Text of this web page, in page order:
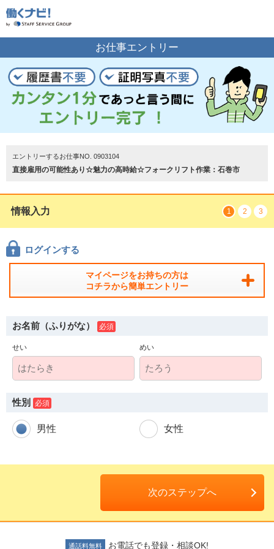
お仕事エントリー
エントリーするお仕事NO. 0903104
直接雇用の可能性あり☆魅力の高時給☆フォークリフト作業：石巻市
情報入力
ログインする
マイページをお持ちの方は
コチラから簡単エントリー
お名前（ふりがな）
せい めい
性別
男性 女性
次のステップへ
1 2 3
通話料無料 お電話でも登録・相談OK!
お仕事の案内をご希望の方はこちら
エントリーする
トップページ
人材派遣のしくみ・メリット
お仕事の種類
仕事情報配信メール登録
よくあるご質問